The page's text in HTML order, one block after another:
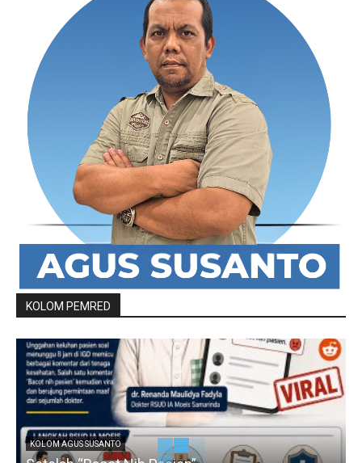
KOLOM PEMRED
KOLOM AGUS SUSANTO